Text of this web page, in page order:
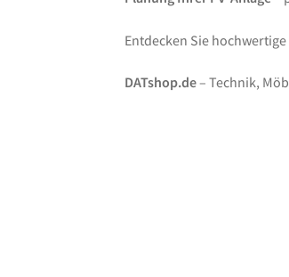
Entdecken Sie
DATshop.de– Technik,